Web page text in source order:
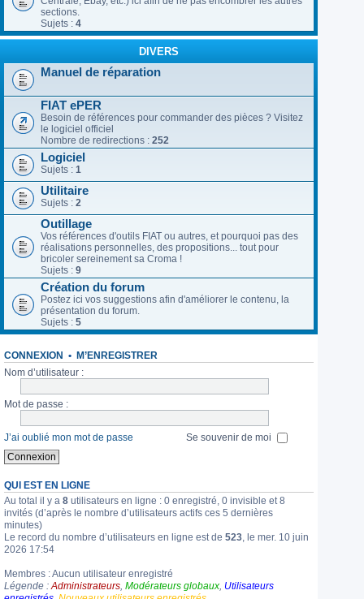
sections.
Sujets : 4
DIVERS
Manuel de réparation
FIAT ePER
Besoin de références pour commander des pièces ? Visitez
le logiciel officiel
Nombre de redirections : 252
Logiciel
Sujets : 1
Utilitaire
Sujets : 2
Outillage
Vos références d'outils FIAT ou autres, et pourquoi pas des
réalisations personnelles, des propositions... tout pour
bricoler sereinement sa Croma !
Sujets : 9
Création du forum
Postez ici vos suggestions afin d'améliorer le contenu, la
présentation du forum.
Sujets : 5
CONNEXION • M’ENREGISTRER
Nom d’utilisateur :
Mot de passe :
J’ai oublié mon mot de passe Se souvenir de moi
QUI EST EN LIGNE
Au total il y a 8 utilisateurs en ligne : 0 enregistré, 0 invisible et 8
invités (d’après le nombre d’utilisateurs actifs ces 5 dernières
minutes)
Le record du nombre d’utilisateurs en ligne est de 523, le mer. 10 juin
2026 17:54
Membres : Aucun utilisateur enregistré
Légende :Administrateurs, Modérateurs globaux, Utilisateurs